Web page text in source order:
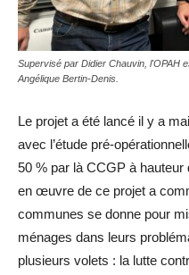
Supervisé par Didier Chauvin, l'OPAH
Angélique Bertin-Denis.
Le projet a été lancé il y a
avec l’étude pré-
50 % par là CCGP à hauteur
en œuvre de ce projet a
communes se donne pour
ménages dans leurs
plusieurs volets : la lutte